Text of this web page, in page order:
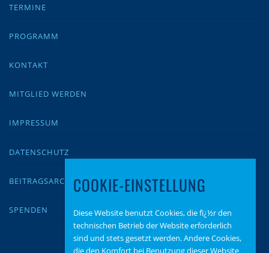
TERMINE
PROGRAMM
KONTAKT
MITGLIED WERDEN
IMPRESSUM
DATENSCHUTZ
BEITRAGSARCHIV
SPENDEN
COOKIE-EINSTELLUNG
Diese Website benutzt Cookies, die fï¿½r den
technischen Betrieb der Website erforderlich
sind und stets gesetzt werden. Andere Cookies,
die den Komfort bei Benutzung dieser Website